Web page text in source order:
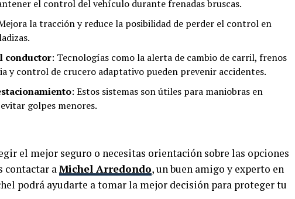
el control del vehículo durante frenadas bruscas.
la tracción y reduce la posibilidad de perder el control en
conductor: Tecnologías como la alerta de cambio de carril, frenos
y control de crucero adaptativo pueden prevenir accidentes.
: Estos sistemas son útiles para maniobras en
golpes menores.
el mejor seguro o necesitas orientación sobre las opciones
contactar aMichel Arredondo, un buen amigo y experto en
podrá ayudarte a tomar la mejor decisión para proteger tu